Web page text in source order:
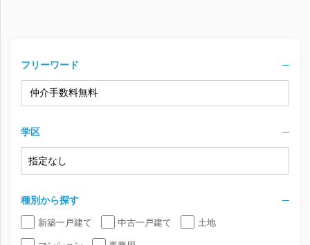
フリーワード
学区
種別から探す
新築一戸建て 中古一戸建て 土地